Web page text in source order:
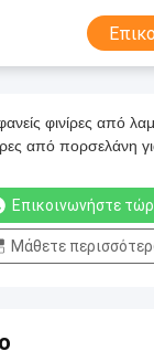
φινίρες από
από πορσελάνη
Επικοινωνήστε
Μάθετε